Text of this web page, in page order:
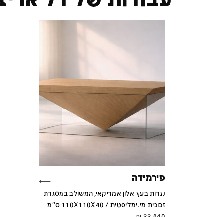
פירמידה
נגרות בעץ אלון אמריקאי, המשולב במסגרת
זכוכית מינימליסטית / 110X110X40 ס''מ